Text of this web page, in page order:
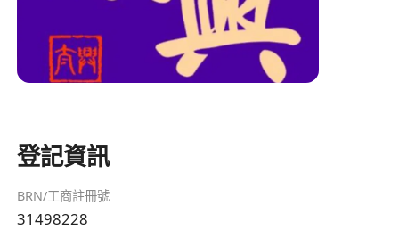
登記資訊
BRN/工商註冊號
31498228